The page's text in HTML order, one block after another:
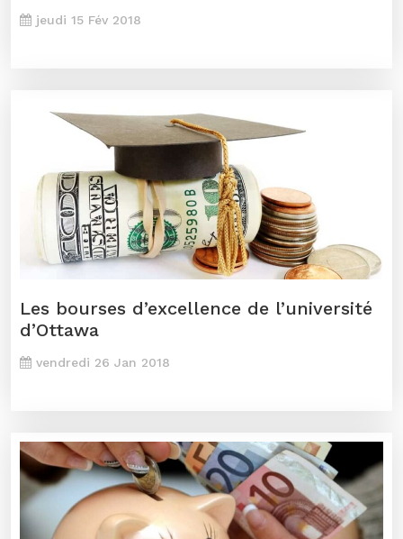
jeudi 15 Fév 2018
Les bourses d’excellence de l’université
d’Ottawa
vendredi 26 Jan 2018